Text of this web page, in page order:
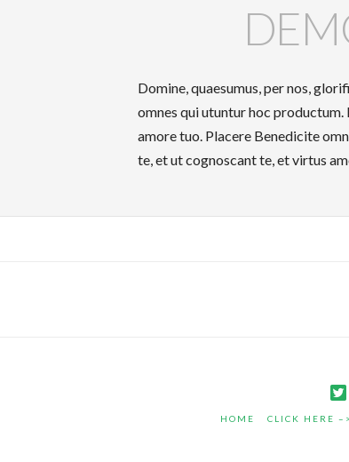
Domine, quaesumus, per nos,
omnes qui utuntur hoc productum.
amore tuo. Placere Benedicite
te, et ut cognoscant te, et virtus
HOME CLICK HERE